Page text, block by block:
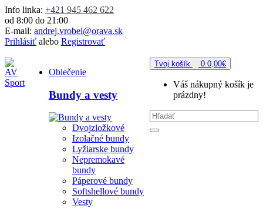
Info linka: +421 945 462 622
od 8:00 do 21:00
E-mail: andrej.vrobel@orava.sk
Prihlásiť alebo Registrovať
Oblečenie
Bundy a vesty
Dvojzložkové
Izolačné bundy
Lyžiarske bundy
Nepremokavé
bundy
Páperové bundy
Softshellové bundy
Vesty
Tvoj košík 0 0,00€
Váš nákupný košík je
prázdny!